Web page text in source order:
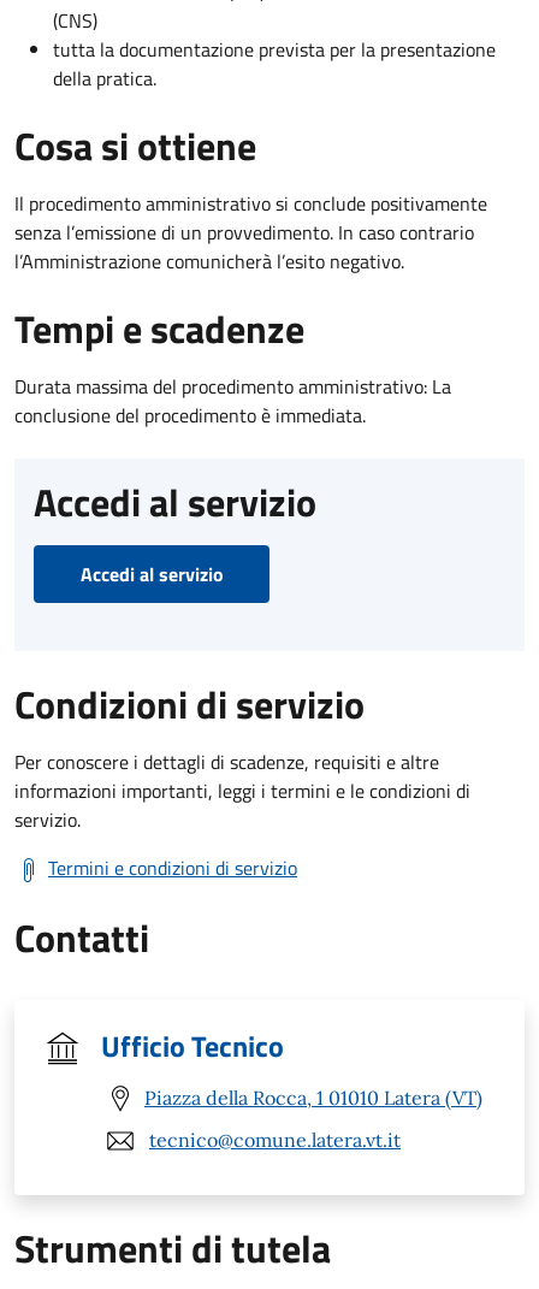
(CNS)
tutta la documentazione prevista per la presentazione
della pratica.
Cosa si ottiene
Il procedimento amministrativo si conclude positivamente
senza l’emissione di un provvedimento. In caso contrario
l’Amministrazione comunicherà l’esito negativo.
Tempi e scadenze
Durata massima del procedimento amministrativo: La
conclusione del procedimento è immediata.
Accedi al servizio
Accedi al servizio
Condizioni di servizio
Per conoscere i dettagli di scadenze, requisiti e altre
informazioni importanti, leggi i termini e le condizioni di
servizio.
Termini e condizioni di servizio
Contatti
Ufficio Tecnico
Piazza della Rocca, 1 01010 Latera (VT)
tecnico@comune.latera.vt.it
Strumenti di tutela